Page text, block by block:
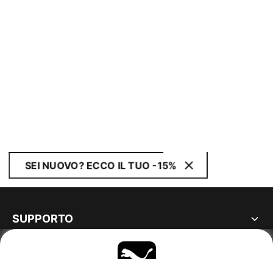
SEI NUOVO? ECCO IL TUO -15%
SUPPORTO
MAGGIORI INFORMAZIONI